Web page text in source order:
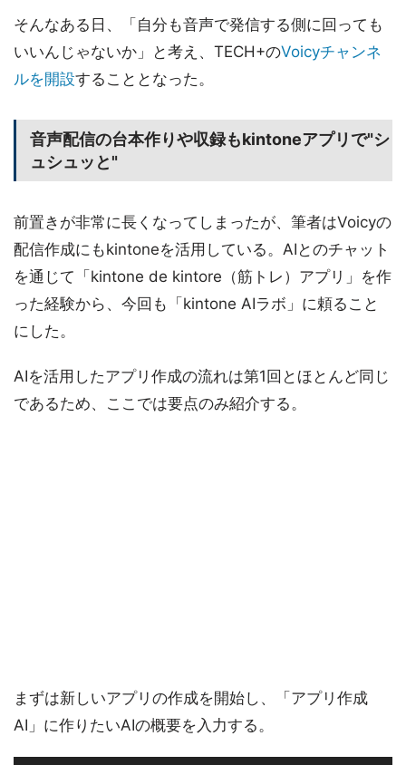
そんなある日、「自分も音声で発信する側に回っても
いいんじゃないか」と考え、TECH+のVoicyチャンネ
ルを開設することとなった。
音声配信の台本作りや収録もkintoneアプリで"シ
ュシュッと"
前置きが非常に長くなってしまったが、筆者はVoicyの
配信作成にもkintoneを活用している。AIとのチャット
を通じて「kintone de kintore（筋トレ）アプリ」を作
った経験から、今回も「kintone AIラボ」に頼ること
にした。
AIを活用したアプリ作成の流れは第1回とほとんど同じ
であるため、ここでは要点のみ紹介する。
まずは新しいアプリの作成を開始し、「アプリ作成
AI」に作りたいAIの概要を入力する。